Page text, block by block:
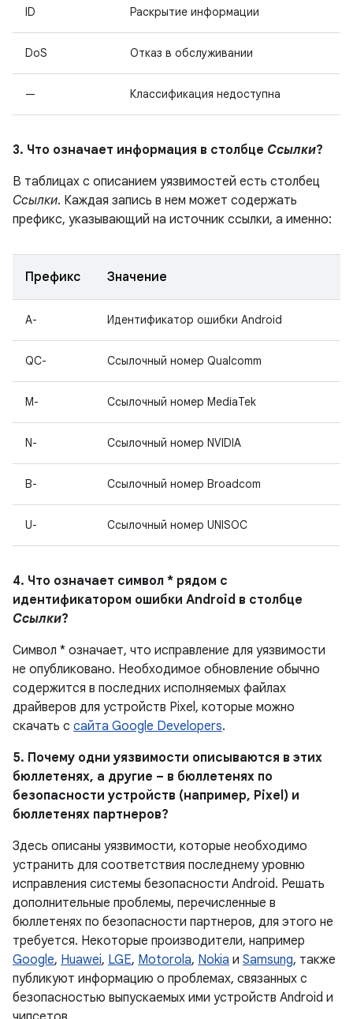
ID Раскрытие информации
DoS Отказ в обслуживании
— Классификация недоступна
3. Что означает информация в столбце Ссылки?
В таблицах с описанием уязвимостей есть столбец
Ссылки. Каждая запись в нем может содержать
префикс, указывающий на источник ссылки, а именно:
Префикс Значение
A- Идентификатор ошибки Android
QC- Ссылочный номер Qualcomm
M- Ссылочный номер MediaTek
N- Ссылочный номер NVIDIA
B- Ссылочный номер Broadcom
U- Ссылочный номер UNISOC
4. Что означает символ * рядом с
идентификатором ошибки Android в столбце
Ссылки?
Символ * означает, что исправление для уязвимости
не опубликовано. Необходимое обновление обычно
содержится в последних исполняемых файлах
драйверов для устройств Pixel, которые можно
скачать с сайта Google Developers.
5. Почему одни уязвимости описываются в этих
бюллетенях, а другие – в бюллетенях по
безопасности устройств (например, Pixel) и
бюллетенях партнеров?
Здесь описаны уязвимости, которые необходимо
устранить для соответствия последнему уровню
исправления системы безопасности Android. Решать
дополнительные проблемы, перечисленные в
бюллетенях по безопасности партнеров, для этого не
требуется. Некоторые производители, например
Google, Huawei, LGE, Motorola, Nokia и Samsung, также
публикуют информацию о проблемах, связанных с
безопасностью выпускаемых ими устройств Android и